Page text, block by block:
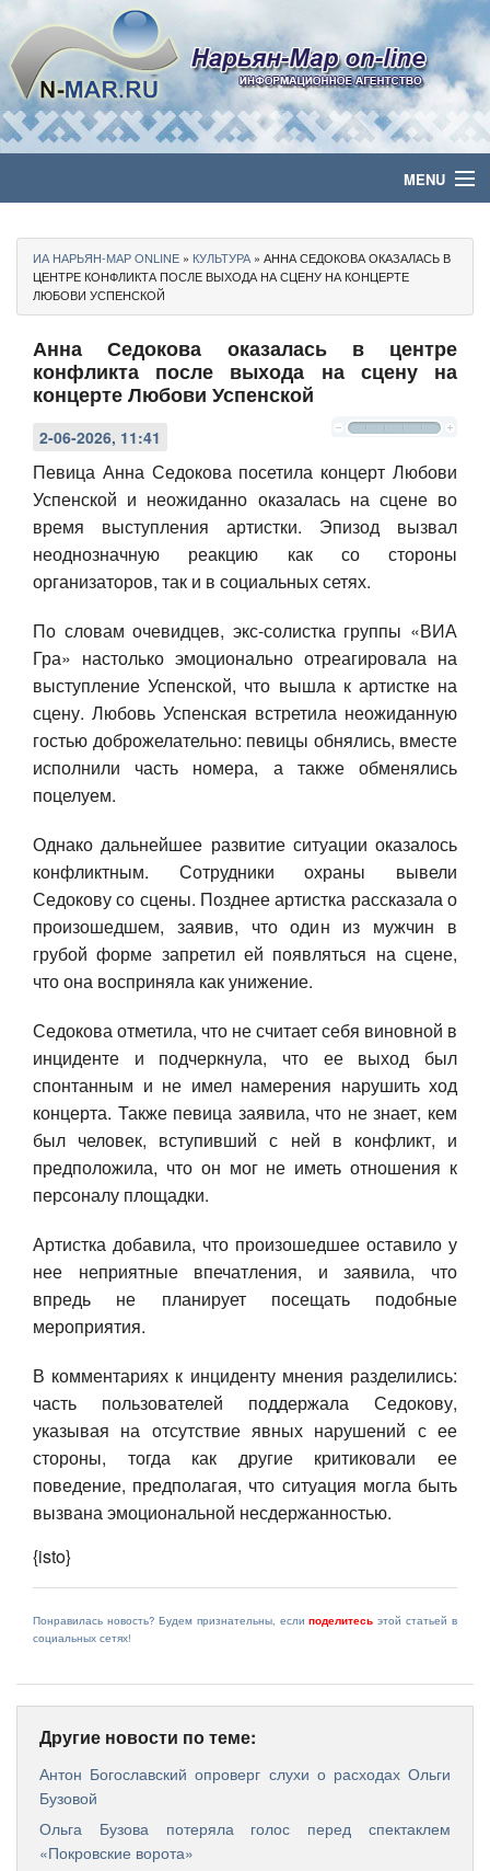
MENU
Политика
Общество
Культура
Медиа
Авто
Спорт
Контакты
ИА НАРЬЯН-МАР ONLINE » КУЛЬТУРА » АННА СЕДОКОВА ОКАЗАЛАСЬ В
ЦЕНТРЕ КОНФЛИКТА ПОСЛЕ ВЫХОДА НА СЦЕНУ НА КОНЦЕРТЕ
ЛЮБОВИ УСПЕНСКОЙ
Анна Седокова оказалась в центре
конфликта после выхода на сцену на
концерте Любови Успенской
2-06-2026, 11:41
Певица Анна Седокова посетила концерт Любови
Успенской и неожиданно оказалась на сцене во
время выступления артистки. Эпизод вызвал
неоднозначную реакцию как со стороны
организаторов, так и в социальных сетях.
По словам очевидцев, экс-солистка группы «ВИА
Гра» настолько эмоционально отреагировала на
выступление Успенской, что вышла к артистке на
сцену. Любовь Успенская встретила неожиданную
гостью доброжелательно: певицы обнялись, вместе
исполнили часть номера, а также обменялись
поцелуем.
Однако дальнейшее развитие ситуации оказалось
конфликтным. Сотрудники охраны вывели
Седокову со сцены. Позднее артистка рассказала о
произошедшем, заявив, что один из мужчин в
грубой форме запретил ей появляться на сцене,
что она восприняла как унижение.
Седокова отметила, что не считает себя виновной в
инциденте и подчеркнула, что ее выход был
спонтанным и не имел намерения нарушить ход
концерта. Также певица заявила, что не знает, кем
был человек, вступивший с ней в конфликт, и
предположила, что он мог не иметь отношения к
персоналу площадки.
Артистка добавила, что произошедшее оставило у
нее неприятные впечатления, и заявила, что
впредь не планирует посещать подобные
мероприятия.
В комментариях к инциденту мнения разделились:
часть пользователей поддержала Седокову,
указывая на отсутствие явных нарушений с ее
стороны, тогда как другие критиковали ее
поведение, предполагая, что ситуация могла быть
вызвана эмоциональной несдержанностью.
{isto}
Понравилась новость? Будем признательны, еслиподелитесь этой статьей в
социальных сетях!
Другие новости по теме:
Антон Богославский опроверг слухи о расходах Ольги
Бузовой
Ольга Бузова потеряла голос перед спектаклем
«Покровские ворота»